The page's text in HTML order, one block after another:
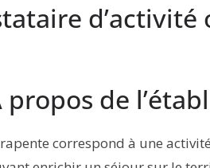
propos de
correspond à une